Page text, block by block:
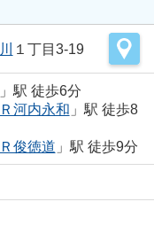
１丁目3-19
駅 徒歩6分
Ｒ河内永和 」駅 徒歩8
Ｒ俊徳道 」駅 徒歩9分